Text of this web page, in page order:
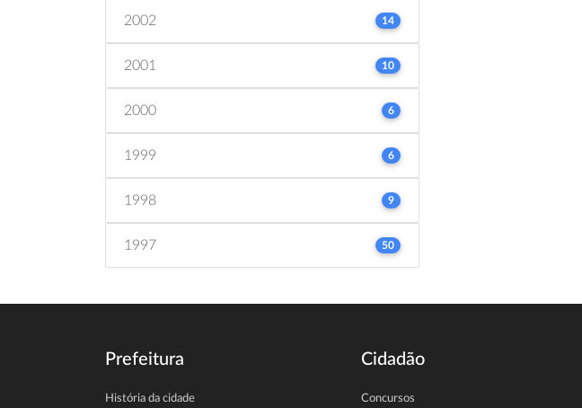
2002 14
2001 10
2000 6
1999 6
1998 9
1997 50
Prefeitura
História da cidade
Cidadão
Concursos